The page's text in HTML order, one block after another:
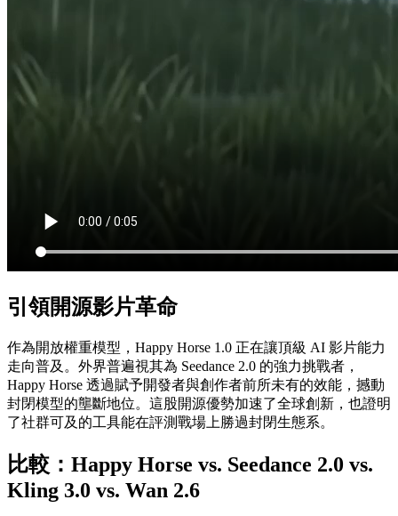
引領開源影片革命
作為開放權重模型，Happy Horse 1.0 正在讓頂級 AI 影片能力
走向普及。外界普遍視其為 Seedance 2.0 的強力挑戰者，
Happy Horse 透過賦予開發者與創作者前所未有的效能，撼動
封閉模型的壟斷地位。這股開源優勢加速了全球創新，也證明
了社群可及的工具能在評測戰場上勝過封閉生態系。
比較：Happy Horse vs. Seedance 2.0 vs.
Kling 3.0 vs. Wan 2.6